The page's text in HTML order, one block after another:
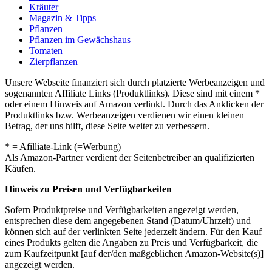
Kräuter
Magazin & Tipps
Pflanzen
Pflanzen im Gewächshaus
Tomaten
Zierpflanzen
Unsere Webseite finanziert sich durch platzierte Werbeanzeigen und
sogenannten Affiliate Links (Produktlinks). Diese sind mit einem *
oder einem Hinweis auf Amazon verlinkt. Durch das Anklicken der
Produktlinks bzw. Werbeanzeigen verdienen wir einen kleinen
Betrag, der uns hilft, diese Seite weiter zu verbessern.
* = Afilliate-Link (=Werbung)
Als Amazon-Partner verdient der Seitenbetreiber an qualifizierten
Käufen.
Hinweis zu Preisen und Verfügbarkeiten
Sofern Produktpreise und Verfügbarkeiten angezeigt werden,
entsprechen diese dem angegebenen Stand (Datum/Uhrzeit) und
können sich auf der verlinkten Seite jederzeit ändern. Für den Kauf
eines Produkts gelten die Angaben zu Preis und Verfügbarkeit, die
zum Kaufzeitpunkt [auf der/den maßgeblichen Amazon-Website(s)]
angezeigt werden.